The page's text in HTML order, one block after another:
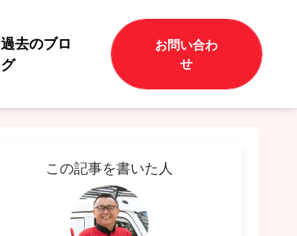
過去のブロ
グ
お問い合わ
せ
この記事を書いた人